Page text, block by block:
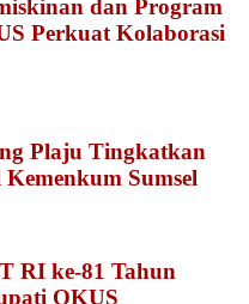
dan Program
Perkuat Kolaborasi
Plaju Tingkatkan
Sumsel
RI ke-81 Tahun
OKUS